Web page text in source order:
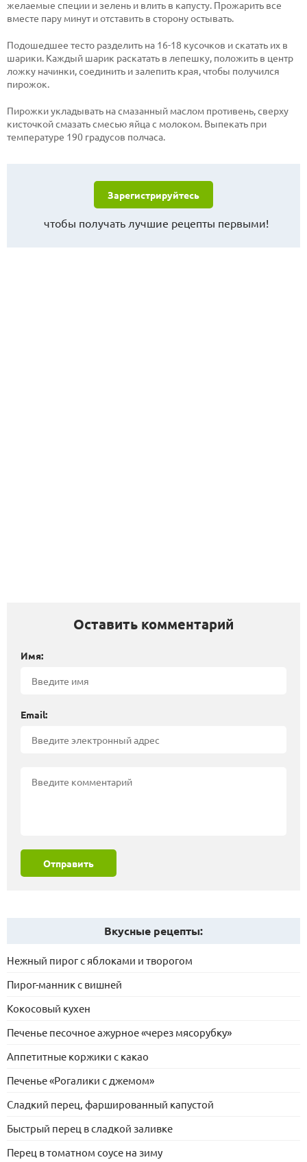
желаемые специи и зелень и влить в капусту. Прожарить все
вместе пару минут и отставить в сторону остывать.
Подошедшее тесто разделить на 16-18 кусочков и скатать их в
шарики. Каждый шарик раскатать в лепешку, положить в центр
ложку начинки, соединить и залепить края, чтобы получился
пирожок.
Пирожки укладывать на смазанный маслом противень, сверху
кисточкой смазать смесью яйца с молоком. Выпекать при
температуре 190 градусов полчаса.
Зарегистрируйтесь
чтобы получать лучшие рецепты первыми!
Оставить комментарий
Имя:
Email:
Отправить
Вкусные рецепты:
Нежный пирог с яблоками и творогом
Пирог-манник с вишней
Кокосовый кухен
Печенье песочное ажурное «через мясорубку»
Аппетитные коржики с какао
Печенье «Рогалики с джемом»
Сладкий перец, фаршированный капустой
Быстрый перец в сладкой заливке
Перец в томатном соусе на зиму